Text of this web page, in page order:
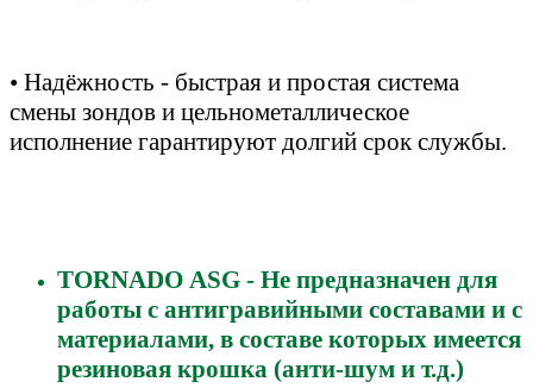
• Надёжность - быстрая и простая система
смены зондов и цельнометаллическое
исполнение гарантируют долгий срок службы.
ТОRNАDО АSG - Не предназначен для
работы с антигравийными составами и с
материалами, в составе которых имеется
резиновая крошка (анти-шум и т.д.)